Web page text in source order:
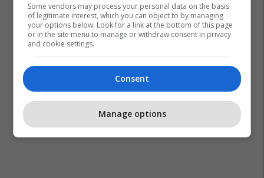
Some vendors may process your personal data on the basis
of legitimate interest, which you can object to by managing
your options below. Look for a link at the bottom of this page
or in the site menu to manage or withdraw consent in privacy
and cookie settings.
Consent
Manage options